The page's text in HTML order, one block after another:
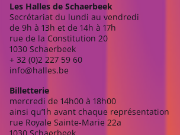
Les Halles de Schaerbeek
Secrétariat du lundi au vendredi
de 9h à 13h et de 14h à 17h
rue de la Constitution 20
1030 Schaerbeek
+ 32 (0)2 227 59 60
info@halles.be
Billetterie
mercredi de 14h00 à 18h00
ainsi qu’1h avant chaque représentation
rue Royale Sainte-Marie 22a